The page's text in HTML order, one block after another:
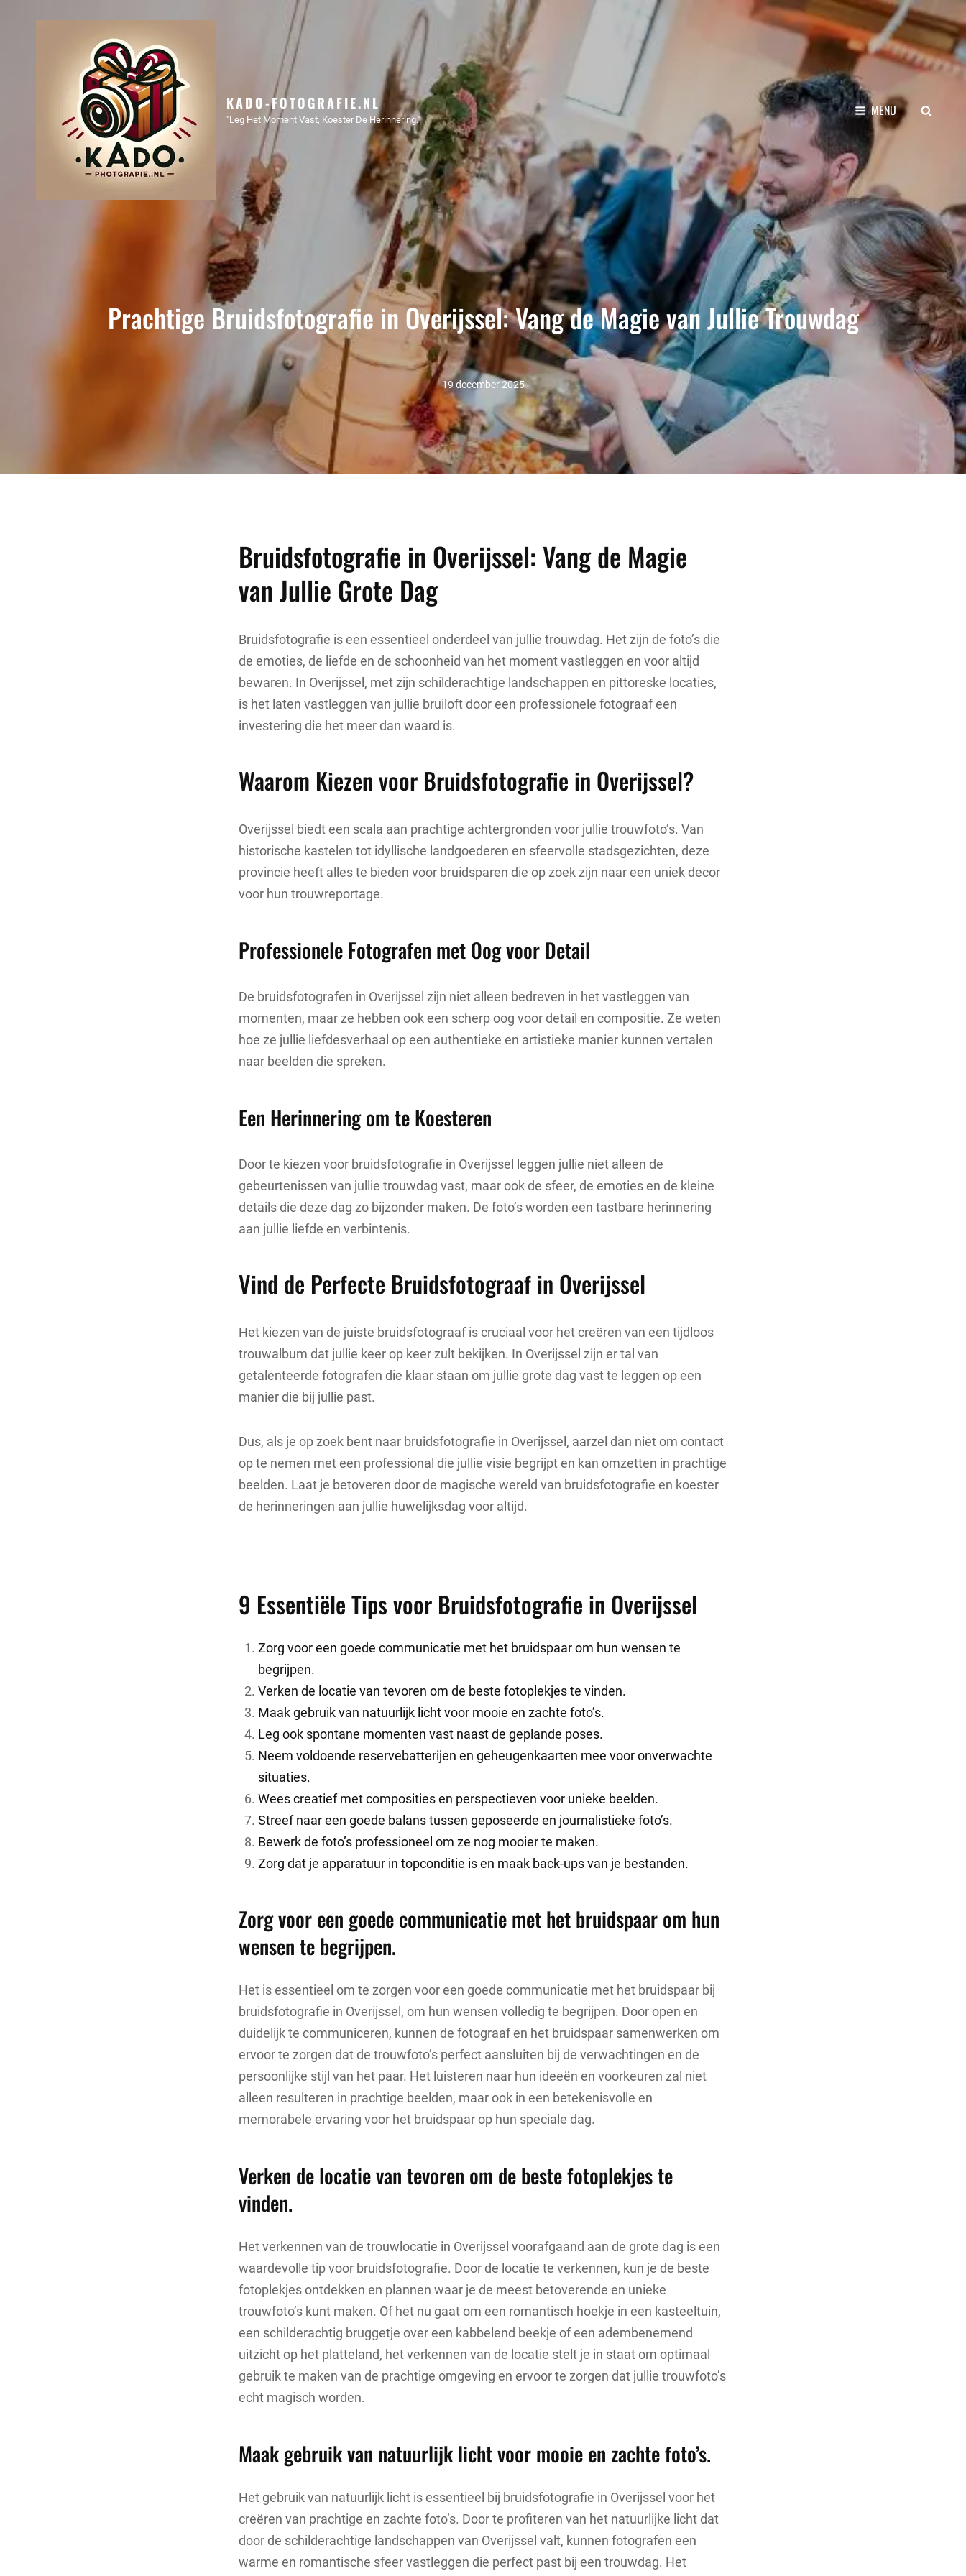
KADO-FOTOGRAFIE.NL
"Leg Het Moment Vast, Koester De Herinnering."
MENU
Prachtige Bruidsfotografie in Overijssel: Vang de Magie van Jullie Trouwdag
19 december 2025
Bruidsfotografie in Overijssel: Vang de Magie
van Jullie Grote Dag
Bruidsfotografie is een essentieel onderdeel van jullie trouwdag. Het zijn de foto’s die
de emoties, de liefde en de schoonheid van het moment vastleggen en voor altijd
bewaren. In Overijssel, met zijn schilderachtige landschappen en pittoreske locaties,
is het laten vastleggen van jullie bruiloft door een professionele fotograaf een
investering die het meer dan waard is.
Waarom Kiezen voor Bruidsfotografie in Overijssel?
Overijssel biedt een scala aan prachtige achtergronden voor jullie trouwfoto’s. Van
historische kastelen tot idyllische landgoederen en sfeervolle stadsgezichten, deze
provincie heeft alles te bieden voor bruidsparen die op zoek zijn naar een uniek decor
voor hun trouwreportage.
Professionele Fotografen met Oog voor Detail
De bruidsfotografen in Overijssel zijn niet alleen bedreven in het vastleggen van
momenten, maar ze hebben ook een scherp oog voor detail en compositie. Ze weten
hoe ze jullie liefdesverhaal op een authentieke en artistieke manier kunnen vertalen
naar beelden die spreken.
Een Herinnering om te Koesteren
Door te kiezen voor bruidsfotografie in Overijssel leggen jullie niet alleen de
gebeurtenissen van jullie trouwdag vast, maar ook de sfeer, de emoties en de kleine
details die deze dag zo bijzonder maken. De foto’s worden een tastbare herinnering
aan jullie liefde en verbintenis.
Vind de Perfecte Bruidsfotograaf in Overijssel
Het kiezen van de juiste bruidsfotograaf is cruciaal voor het creëren van een tijdloos
trouwalbum dat jullie keer op keer zult bekijken. In Overijssel zijn er tal van
getalenteerde fotografen die klaar staan om jullie grote dag vast te leggen op een
manier die bij jullie past.
Dus, als je op zoek bent naar bruidsfotografie in Overijssel, aarzel dan niet om contact
op te nemen met een professional die jullie visie begrijpt en kan omzetten in prachtige
beelden. Laat je betoveren door de magische wereld van bruidsfotografie en koester
de herinneringen aan jullie huwelijksdag voor altijd.
9 Essentiële Tips voor Bruidsfotografie in Overijssel
Zorg voor een goede communicatie met het bruidspaar om hun wensen te
begrijpen.
Verken de locatie van tevoren om de beste fotoplekjes te vinden.
Maak gebruik van natuurlijk licht voor mooie en zachte foto’s.
Leg ook spontane momenten vast naast de geplande poses.
Neem voldoende reservebatterijen en geheugenkaarten mee voor onverwachte
situaties.
Wees creatief met composities en perspectieven voor unieke beelden.
Streef naar een goede balans tussen geposeerde en journalistieke foto’s.
Bewerk de foto’s professioneel om ze nog mooier te maken.
Zorg dat je apparatuur in topconditie is en maak back-ups van je bestanden.
Zorg voor een goede communicatie met het bruidspaar om hun
wensen te begrijpen.
Het is essentieel om te zorgen voor een goede communicatie met het bruidspaar bij
bruidsfotografie in Overijssel, om hun wensen volledig te begrijpen. Door open en
duidelijk te communiceren, kunnen de fotograaf en het bruidspaar samenwerken om
ervoor te zorgen dat de trouwfoto’s perfect aansluiten bij de verwachtingen en de
persoonlijke stijl van het paar. Het luisteren naar hun ideeën en voorkeuren zal niet
alleen resulteren in prachtige beelden, maar ook in een betekenisvolle en
memorabele ervaring voor het bruidspaar op hun speciale dag.
Verken de locatie van tevoren om de beste fotoplekjes te
vinden.
Het verkennen van de trouwlocatie in Overijssel voorafgaand aan de grote dag is een
waardevolle tip voor bruidsfotografie. Door de locatie te verkennen, kun je de beste
fotoplekjes ontdekken en plannen waar je de meest betoverende en unieke
trouwfoto’s kunt maken. Of het nu gaat om een romantisch hoekje in een kasteeltuin,
een schilderachtig bruggetje over een kabbelend beekje of een adembenemend
uitzicht op het platteland, het verkennen van de locatie stelt je in staat om optimaal
gebruik te maken van de prachtige omgeving en ervoor te zorgen dat jullie trouwfoto’s
echt magisch worden.
Maak gebruik van natuurlijk licht voor mooie en zachte foto’s.
Het gebruik van natuurlijk licht is essentieel bij bruidsfotografie in Overijssel voor het
creëren van prachtige en zachte foto’s. Door te profiteren van het natuurlijke licht dat
door de schilderachtige landschappen van Overijssel valt, kunnen fotografen een
warme en romantische sfeer vastleggen die perfect past bij een trouwdag. Het